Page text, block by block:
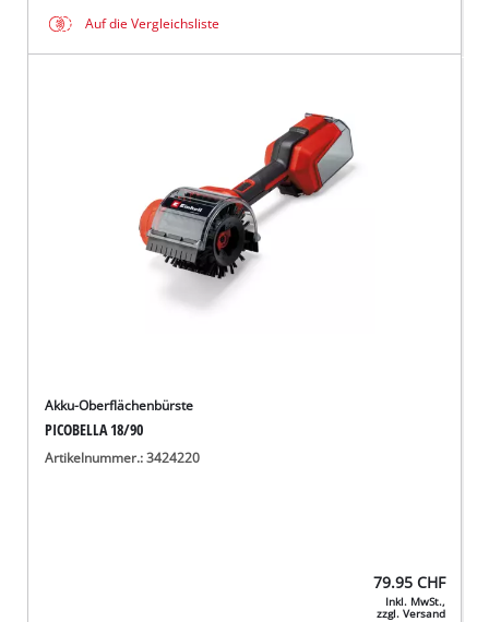
Auf die Vergleichsliste
Akku-Oberflächenbürste
PICOBELLA 18/90
Artikelnummer.: 3424220
79.95 CHF
Inkl. MwSt.,
zzgl. Versand